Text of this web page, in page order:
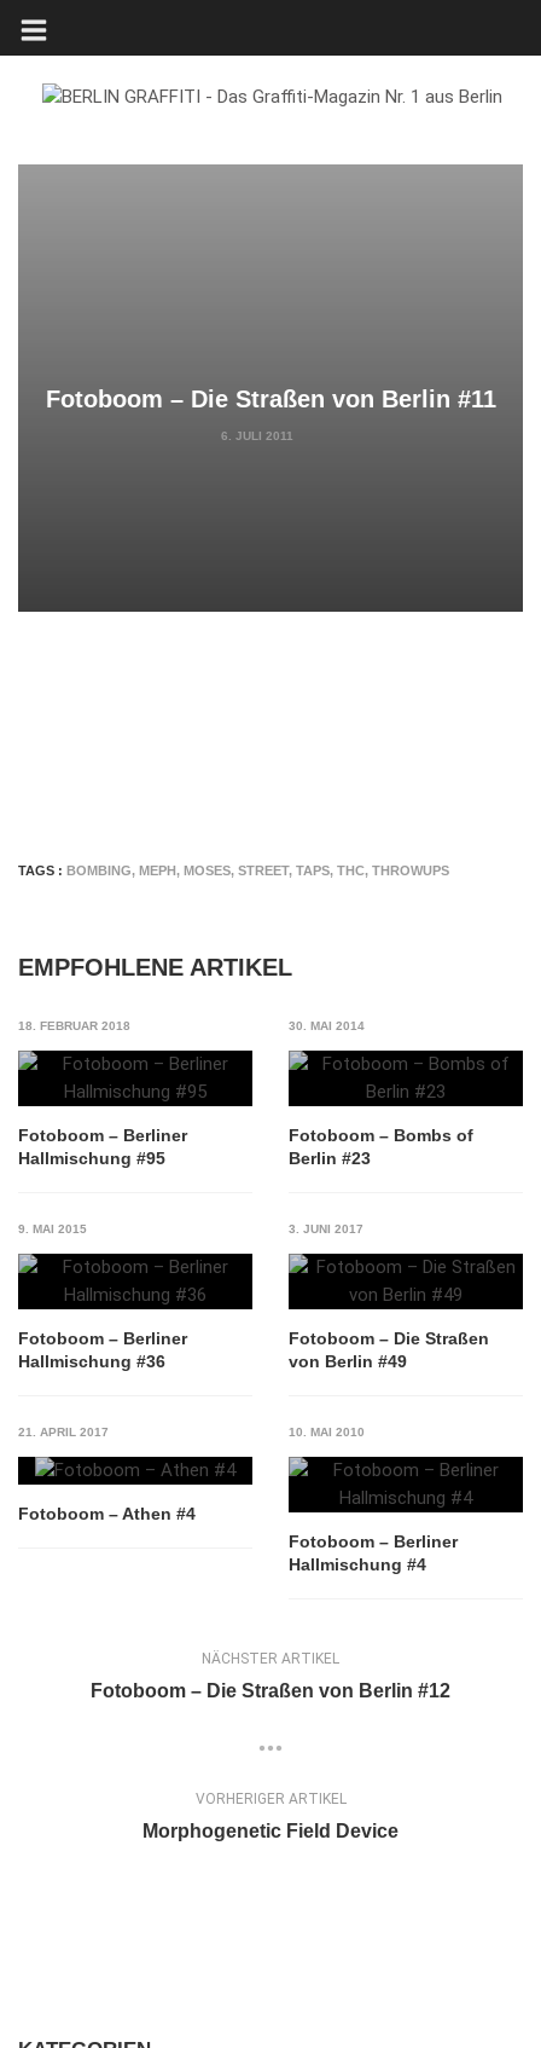
Fotoboom – Die Straßen von Berlin #11
6. JULI 2011
TAGS : BOMBING, MEPH, MOSES, STREET, TAPS, THC, THROWUPS
EMPFOHLENE ARTIKEL
18. FEBRUAR 2018
Fotoboom – Berliner
Hallmischung #95
30. MAI 2014
Fotoboom – Bombs of
Berlin #23
9. MAI 2015
Fotoboom – Berliner
Hallmischung #36
3. JUNI 2017
Fotoboom – Die Straßen
von Berlin #49
21. APRIL 2017
Fotoboom – Athen #4
10. MAI 2010
Fotoboom – Berliner
Hallmischung #4
NÄCHSTER ARTIKEL
Fotoboom – Die Straßen von Berlin #12
VORHERIGER ARTIKEL
Morphogenetic Field Device